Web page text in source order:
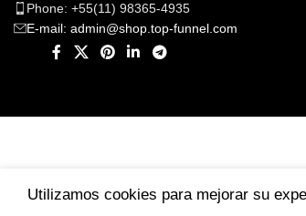
Phone: +55(11) 98365-4935
E-mail: admin@shop.top-funnel.com
Utilizamos cookies para mejorar su